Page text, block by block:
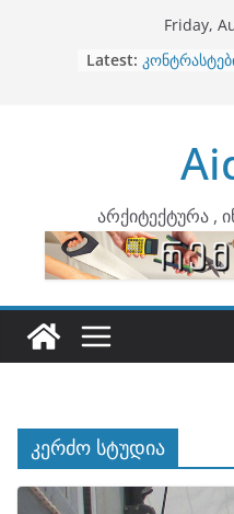
Friday,
Latest: ბინების
ინტერიერის
არტემიდი
არქიტექტურა ,
კერძო სტუდია